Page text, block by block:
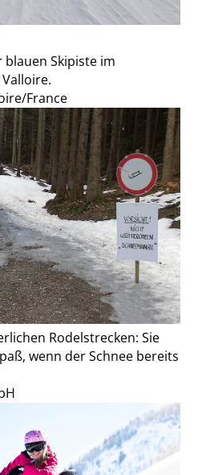
Skipiste im
France
Rodelstrecken: Sie
wenn der Schnee bereits